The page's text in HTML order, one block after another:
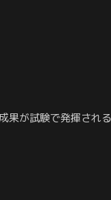
果が試験で発揮され